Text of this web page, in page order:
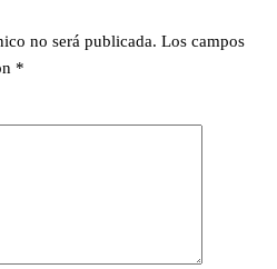
no será publicada. Los campos
*